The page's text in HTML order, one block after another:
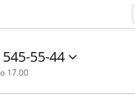
55-44
17.00